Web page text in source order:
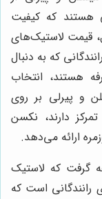
هستند که کیفیت
قیمت لاستیک‌های
که به دنبال
هستند، انتخاب
و پیرلی بر روی
دارند، نکسن
ارائه می‌دهد.
گرفت که لاستیک
است که